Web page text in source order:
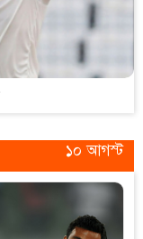
১০ আগস্ট